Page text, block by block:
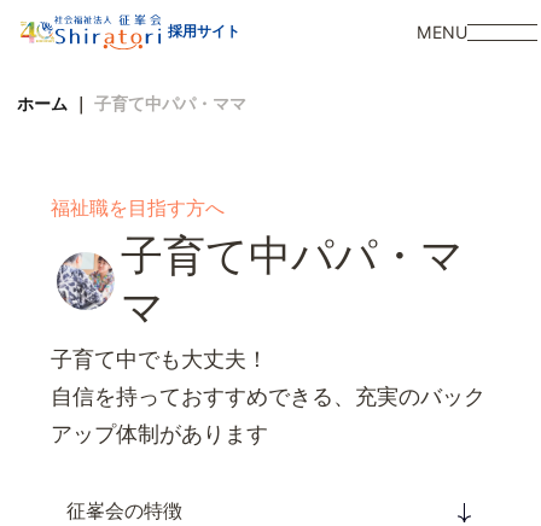
MENU
採用サイト
ホーム ｜ 子育て中パパ・ママ
子育て中パパ・マ
マ
子育て中でも大丈夫！
自信を持っておすすめできる、充実のバック
アップ体制があります
福祉職を目指す方へ
征峯会の特徴